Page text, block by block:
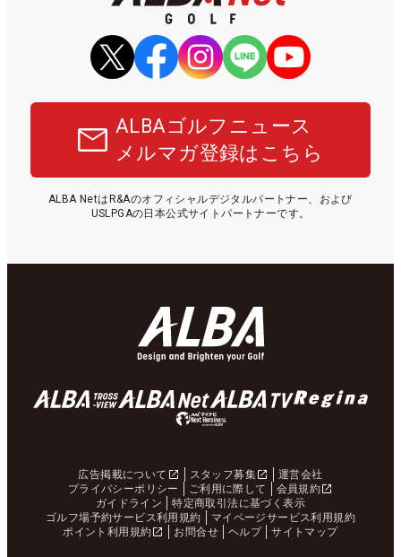
ALBAゴルフニュース
メルマガ登録はこちら
ALBA NetはR&Aのオフィシャルデジタルパートナー、および
USLPGAの日本公式サイトパートナーです。
広告掲載について スタッフ募集
運営会社
プライバシーポリシー
ご利用に際して
会員規約
ガイドライン
特定商取引法に基づく表示
ゴルフ場予約サービス利用規約
マイページサービス利用規約
ポイント利用規約
お問合せ ヘルプ サイトマップ